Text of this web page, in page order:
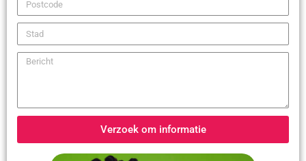
Verzoek om informatie